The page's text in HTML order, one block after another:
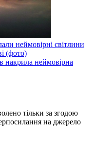
неймовірні світлини
(фото)
накрила неймовірна
тільки за згодою
на джерело